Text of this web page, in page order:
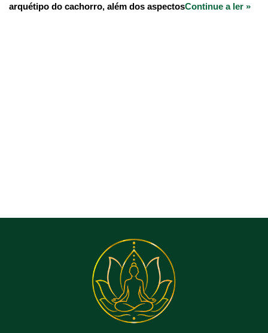
arquétipo do cachorro, além dos aspectosContinue a ler »